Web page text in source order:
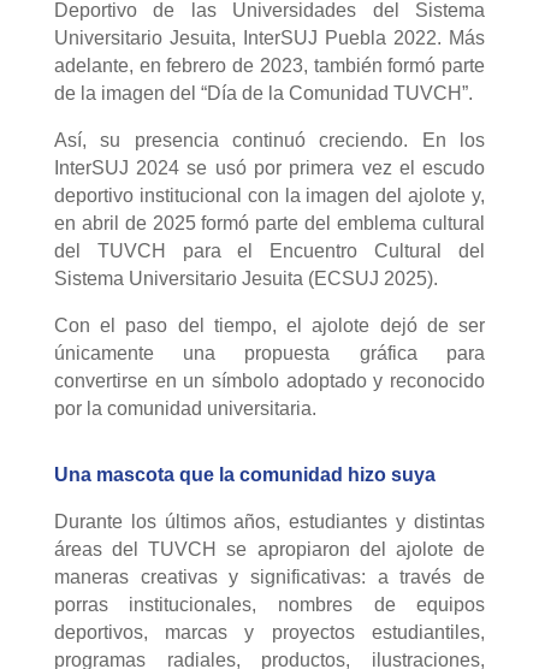
Deportivo de las Universidades del Sistema
Universitario Jesuita, InterSUJ Puebla 2022. Más
adelante, en febrero de 2023, también formó parte
de la imagen del “Día de la Comunidad TUVCH”.
Así, su presencia continuó creciendo. En los
InterSUJ 2024 se usó por primera vez el escudo
deportivo institucional con la imagen del ajolote y,
en abril de 2025 formó parte del emblema cultural
del TUVCH para el Encuentro Cultural del
Sistema Universitario Jesuita (ECSUJ 2025).
Con el paso del tiempo, el ajolote dejó de ser
únicamente una propuesta gráfica para
convertirse en un símbolo adoptado y reconocido
por la comunidad universitaria.
Una mascota que la comunidad hizo suya
Durante los últimos años, estudiantes y distintas
áreas del TUVCH se apropiaron del ajolote de
maneras creativas y significativas: a través de
porras institucionales, nombres de equipos
deportivos, marcas y proyectos estudiantiles,
programas radiales, productos, ilustraciones,